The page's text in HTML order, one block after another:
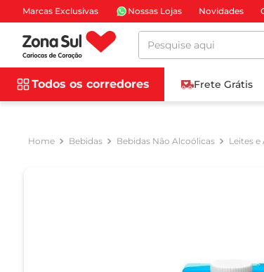
Marcas Exclusivas Nossas Lojas Novidades
Pesquise aqui
Todos os corredores Frete Grátis
Bebidas Bebidas Não Alcoólicas Leites